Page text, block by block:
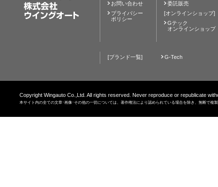
お問い合わせ
プライバシー
ポリシー
委託販売
[オンラインショップ]
Gテック
オンラインショップ
[ブランド一覧] G-Tech
Copyright Wingauto Co.,Ltd. All rights reserved. Never reproduce or republicate
本サイト内の全ての文章･画像･その他の一切については、著作権法により認められている場合を除き、無断で複